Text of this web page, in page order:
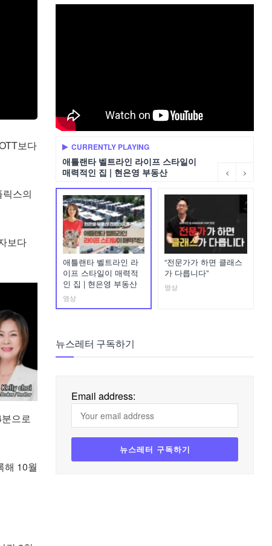
보다
스의
보다
으로
해 10월
CURRENTLY PLAYING
애틀랜타 벨트라인 라이프 스타일이
매력적인 집 | 현은영 부동산
애틀랜타 벨트라인 라
이프 스타일이 매력적
인 집 | 현은영 부동산
영상
“전문가가 하면 클래스
가 다릅니다”
영상
뉴스레터 구독하기
Email address: